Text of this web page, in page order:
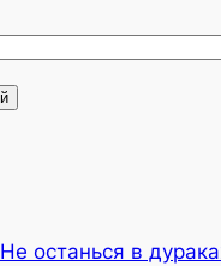
Не останься в